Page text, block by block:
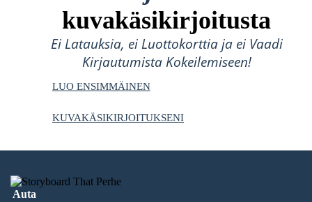
kuvakäsikirjoitusta
Ei Latauksia, ei Luottokorttia ja ei Vaadi
Kirjautumista Kokeilemiseen!
LUO ENSIMMÄINEN
KUVAKÄSIKIRJOITUKSENI
Auta